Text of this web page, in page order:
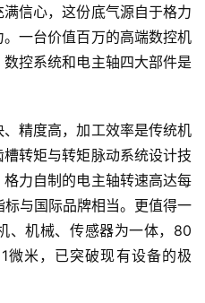
信心，这份底气源自于格力
一台价值百万的高端数控机
控系统和电主轴四大部件是
精度高，加工效率是传统机
转矩与转矩脉动系统设计技
力自制的电主轴转速高达每
与国际品牌相当。更值得一
、机械、传感器为一体，80
微米，已突破现有设备的极